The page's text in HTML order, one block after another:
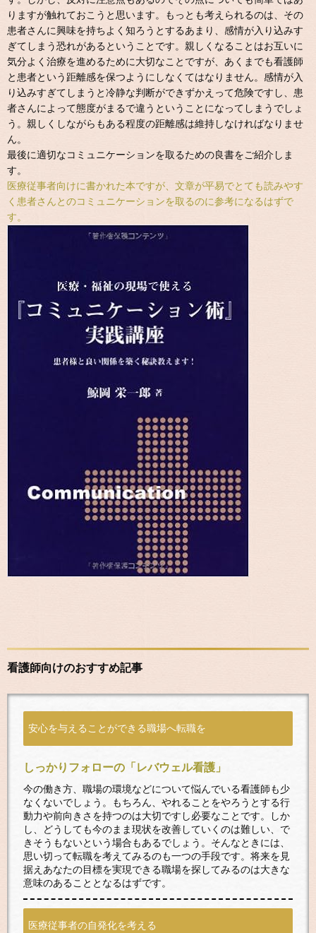
りますが触れておこうと思います。もっとも考えられるのは、その
患者さんに興味を持ちよく知ろうとするあまり、感情が入り込みす
ぎてしまう恐れがあるということです。親しくなることはお互いに
気分よく治療を進めるために大切なことですが、あくまでも看護師
と患者という距離感を保つようにしなくてはなりません。感情が入
り込みすぎてしまうと冷静な判断ができずかえって危険ですし、患
者さんによって態度がまるで違うということになってしまうでしょ
う。親しくしながらもある程度の距離感は維持しなければなりませ
ん。
最後に適切なコミュニケーションを取るための良書をご紹介しま
す。
医療従事者向けに書かれた本ですが、文章が平易でとても読みやす
く患者さんとのコミュニケーションを取るのに参考になるはずで
す。
看護師向けのおすすめ記事
安心を与えることができる職場へ転職を
しっかりフォローの「レバウェル看護」
今の働き方、職場の環境などについて悩んでいる看護師も少
なくないでしょう。もちろん、やれることをやろうとする行
動力や前向きさを持つのは大切ですし必要なことです。しか
し、どうしても今のまま現状を改善していくのは難しい、で
きそうもないという場合もあるでしょう。そんなときには、
思い切って転職を考えてみるのも一つの手段です。将来を見
据えあなたの目標を実現できる職場を探してみるのは大きな
意味のあることとなるはずです。
医療従事者の自発化を考える